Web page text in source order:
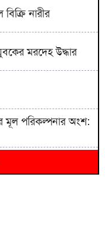
নারীর
মরদেহ উদ্ধার
মূল পরিকল্পনার অংশ:
প্রশাসনের